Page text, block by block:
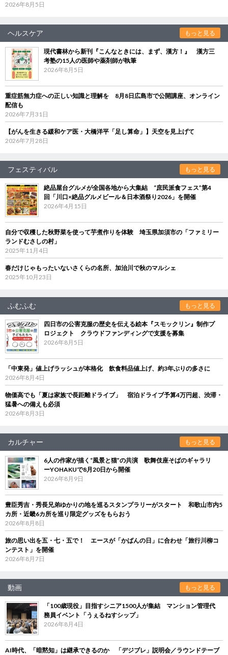
2026年8月5日
ヘルスケア もっと見る
現代書林から新刊『こんなときには、まず、漢方！』 漢方三
考塾の15人の医師や薬剤師が執筆
2026年8月5日
重症筋無力症への正しい知識と理解を 8月8日広島市で公開講座、オンライン
配信も
2026年7月31日
【がんを生きる緩和ケア医・大橋洋平「足し算命」】天空を見上げて
2026年7月28日
フェスティバル もっと見る
絶品屋台グルメが全国各地から大集結 “庶民派食フェス”第4
回「川口×絶品グルメビール＆日本酒祭り2026」を開催
2026年4月15日
自分で収穫した秋野菜を使って芋煮作りを体験 埼玉県加須市の「ファミリー
ランドむさしの村」
2025年11月4日
春だけじゃもったいないさくらの名所、加治川で秋のマルシェ
2025年10月23日
ふむふむ もっと見る
四日市の公害克服の歴史を伝える絵本『スモックリン』制作プ
ロジェクト クラウドファンディングで支援を募集
2026年8月5日
「中東発」値上げラッシュが本格化 飲食料品値上げ、約3年ぶりの多さに
2026年8月4日
物価高でも「夏は家族で長距離ドライブ」 宿泊ドライブ予算4万円超、渋滞・
猛暑への備えも必須
2026年8月3日
カルチャー もっと見る
6人の作家が描く“風景と猫”の共演 歌舞伎座そばのギャラリ
ーYOHAKUで8月20日から開催
2026年8月9日
豊臣秀吉・秀長兄弟ゆかりの地を巡るスタンプラリーがスタート 和歌山市内5
カ所・近畿6カ所を巡り限定グッズをもらおう
2026年8月8日
旅の思い出を五・七・五で！ エースが「かばんの日」に合わせ「旅行川柳コ
ンテスト」を開催
2026年8月7日
動画 もっと見る
「100歳現役」目指すシニア1500人が集結 マンション管理代
務員イベント「うぇるねすシップ」
2026年8月4日
AI時代、「暗黙知」は継承できるのか 「デジブレ」説明会／ラウンドテーブ